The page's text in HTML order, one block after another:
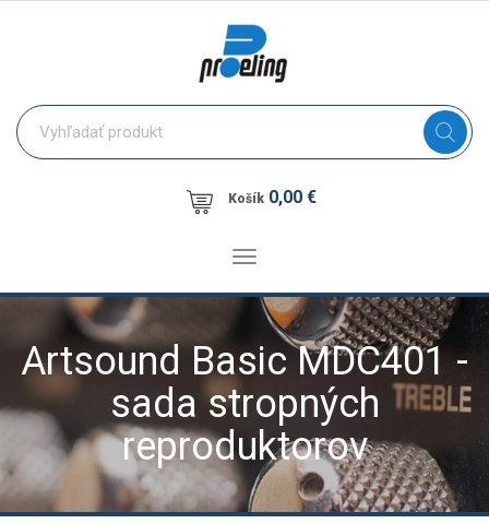
Košík 0,00 €
Toggle
Artsound Basic MDC401 -
sada stropných
reproduktorov